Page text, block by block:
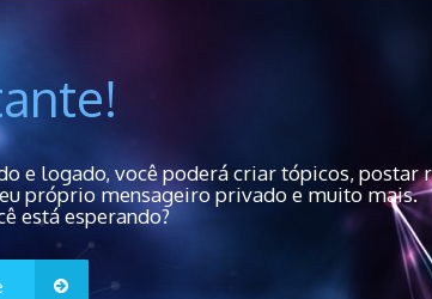
e logado, você poderá criar tópicos, postar
próprio mensageiro privado e muito mais.
está esperando?